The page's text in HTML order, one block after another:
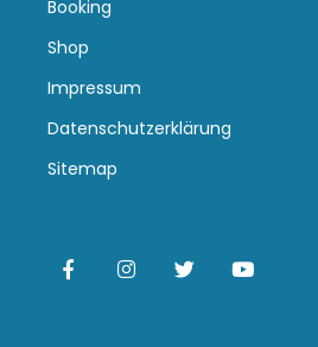
Booking
Shop
Impressum
Datenschutzerklärung
Sitemap